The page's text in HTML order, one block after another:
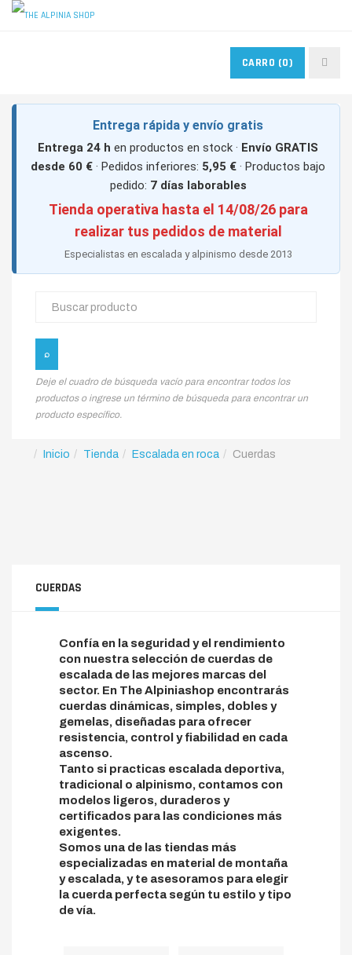
CONTACTO
CARRO (0)
Entrega rápida y envío gratis
Entrega 24 h en productos en stock · Envío GRATIS
desde 60 € · Pedidos inferiores: 5,95 € · Productos bajo
pedido: 7 días laborables
Tienda operativa hasta el 14/08/26 para
realizar tus pedidos de material
Especialistas en escalada y alpinismo desde 2013
Deje el cuadro de búsqueda vacío para encontrar todos los
productos o ingrese un término de búsqueda para encontrar un
producto específico.
Inicio Tienda Escalada en roca Cuerdas
CUERDAS
Confía en la seguridad y el rendimiento
con nuestra selección de cuerdas de
escalada de las mejores marcas del
sector. En The Alpiniashop encontrarás
cuerdas dinámicas, simples, dobles y
gemelas, diseñadas para ofrecer
resistencia, control y fiabilidad en cada
ascenso.
Tanto si practicas escalada deportiva,
tradicional o alpinismo, contamos con
modelos ligeros, duraderos y
certificados para las condiciones más
exigentes.
Somos una de las tiendas más
especializadas en material de montaña
y escalada, y te asesoramos para elegir
la cuerda perfecta según tu estilo y tipo
de vía.